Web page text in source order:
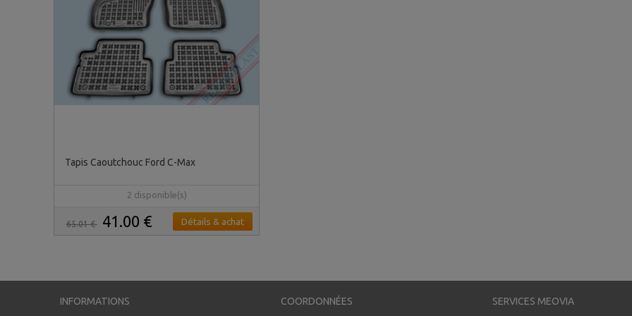
Tapis Caoutchouc Ford C-Max
2 disponible(s)
65.01 € 41.00 € Détails & achat
INFORMATIONS COORDONNÉES SERVICES MEOVIA